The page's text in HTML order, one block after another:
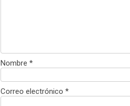
Nombre *
Correo electrónico *